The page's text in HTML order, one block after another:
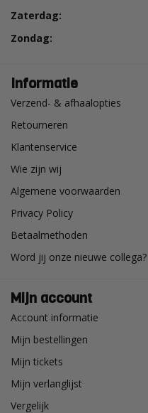
Zaterdag:
Zondag:
Informatie
Verzend- & afhaalopties
Retourneren
Klantenservice
Wie zijn wij
Algemene voorwaarden
Privacy Policy
Betaalmethoden
Word jij onze nieuwe collega?
Mijn account
Account informatie
Mijn bestellingen
Mijn tickets
Mijn verlanglijst
Vergelijk